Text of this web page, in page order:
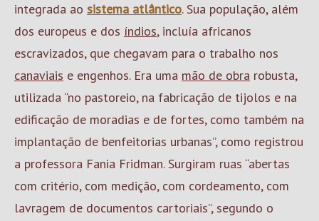
integrada ao sistema atlântico. Sua população, além
dos europeus e dos índios, incluía africanos
escravizados, que chegavam para o trabalho nos
canaviais e engenhos. Era uma mão de obra robusta,
utilizada “no pastoreio, na fabricação de tijolos e na
edificação de moradias e de fortes, como também na
implantação de benfeitorias urbanas”, como registrou
a professora Fania Fridman. Surgiram ruas “abertas
com critério, com medição, com cordeamento, com
lavragem de documentos cartoriais”, segundo o